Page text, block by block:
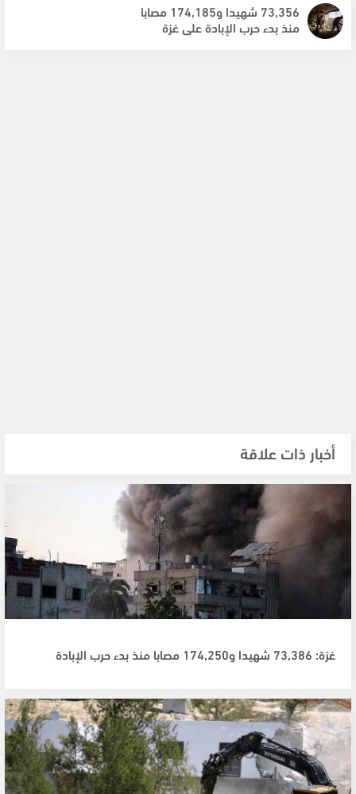
73,356 شهيدا و174,185 مصابا
منذ بدء حرب الإبادة على غزة
أخبار ذات علاقة
غزة: 73,386 شهيدا و174,250 مصابا منذ بدء حرب الإبادة